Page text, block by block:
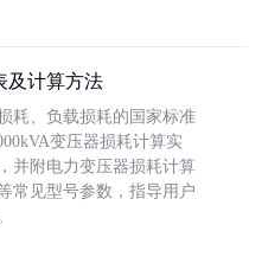
及计算方法
耗、负载损耗的国家标准
变压器损耗计算实
并附电力变压器损耗计算
常见型号参数，指导用户